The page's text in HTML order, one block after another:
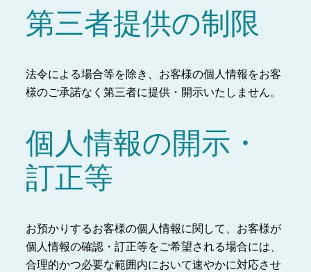
第三者提供の制限
法令による場合等を除き、お客様の個人情報をお客
様のご承諾なく第三者に提供・開示いたしません。
個人情報の開示・
訂正等
お預かりするお客様の個人情報に関して、お客様が
個人情報の確認・訂正等をご希望される場合には、
合理的かつ必要な範囲内において速やかに対応させ